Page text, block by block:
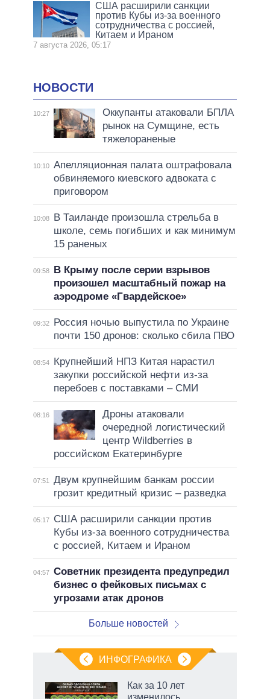
США расширили санкции
против Кубы из-за военного
сотрудничества с россией,
Китаем и Ираном
7 августа 2026, 05:17
НОВОСТИ
10:27
Оккупанты атаковали БПЛА
рынок на Сумщине, есть
тяжелораненые
10:10 Апелляционная палата оштрафовала
обвиняемого киевского адвоката с
приговором
10:08
В Таиланде произошла стрельба в
школе, семь погибших и как минимум
15 раненых
09:58
В Крыму после серии взрывов
произошел масштабный пожар на
аэродроме «Гвардейское»
09:32
Россия ночью выпустила по Украине
почти 150 дронов: сколько сбила ПВО
08:54
Крупнейший НПЗ Китая нарастил
закупки российской нефти из-за
перебоев с поставками – СМИ
08:16
Дроны атаковали
очередной логистический
центр Wildberries в
российском Екатеринбурге
07:51
Двум крупнейшим банкам россии
грозит кредитный кризис – разведка
05:17
США расширили санкции против
Кубы из-за военного сотрудничества
с россией, Китаем и Ираном
04:57 Советник президента предупредил
бизнес о фейковых письмах с
угрозами атак дронов
Больше новостей
ИНФОГРАФИКА
Как за 10 лет
изменилось